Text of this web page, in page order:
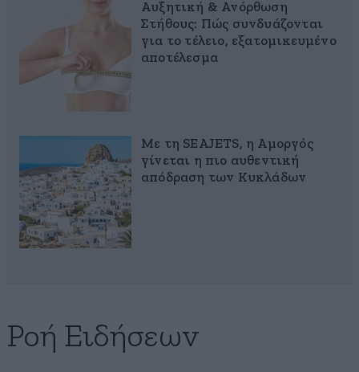
Αυξητική & Ανόρθωση
Στήθους: Πώς συνδυάζονται
για το τέλειο, εξατομικευμένο
αποτέλεσμα
Με τη SEAJETS, η Αμοργός
γίνεται η πιο αυθεντική
απόδραση των Κυκλάδων
Ροή Ειδήσεων